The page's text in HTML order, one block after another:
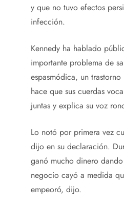
y que no tuvo efectos
infección.
Kennedy ha hablado
importante problema de
espasmódica, un
hace que sus cuerdas
juntas y explica su voz
Lo notó por primera vez
dijo en su declaración.
ganó mucho dinero
negocio cayó a medida
empeoró, dijo.